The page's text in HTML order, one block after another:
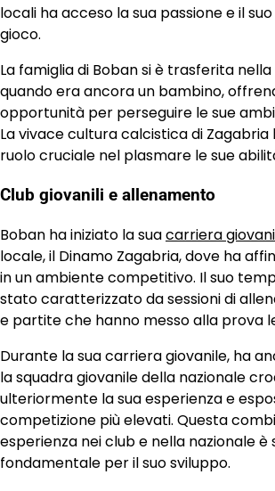
locali ha acceso la sua passione e il
gioco.
La famiglia di Boban si è trasferita
quando era ancora un bambino,
opportunità per perseguire le sue
La vivace cultura calcistica di Zagabria
ruolo cruciale nel plasmare le sue
Club giovanili e allenamento
Boban ha iniziato la suacarriera
locale, il Dinamo Zagabria, dove ha
in un ambiente competitivo. Il suo
stato caratterizzato da sessioni di
e partite che hanno messo alla prova
Durante la sua carriera giovanile, ha
la squadra giovanile della nazionale
ulteriormente la sua esperienza e
competizione più elevati. Questa
esperienza nei club e nella nazionale è
fondamentale per il suo sviluppo.